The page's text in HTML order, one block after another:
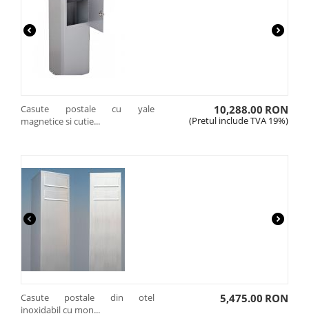
Casute postale cu yale
magnetice si cutie...
10,288.00 RON
(Pretul include TVA 19%)
Casute postale din otel
inoxidabil cu mon...
5,475.00 RON